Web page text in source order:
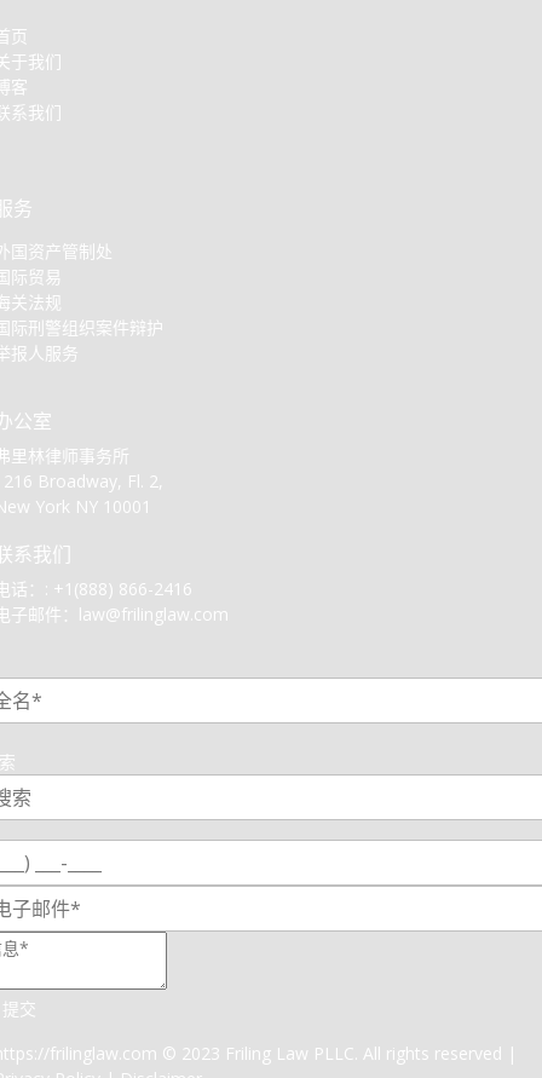
页
于我们
客
系我们
务
国资产管制处
际贸易
关法规
际刑警组织案件辩护
报人服务
公室
里林律师事务所
Broadway, Fl. 2,
York NY 10001
系我们
话：: +1(888) 866-2416
子邮件： law@frilinglaw.com
提交
frilinglaw.com © 2023 Friling Law PLLC. All rights reserved |